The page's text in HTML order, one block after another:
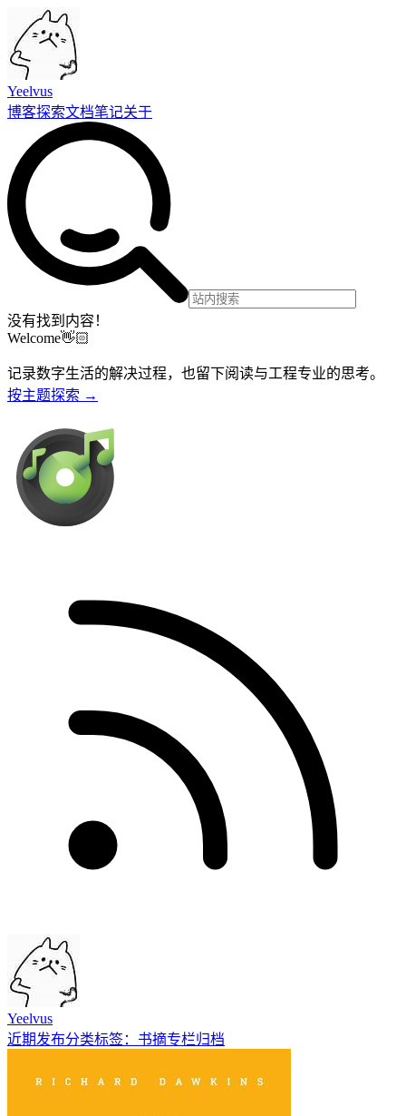
Yeelvus
博客探索文档笔记关于
没有找到内容！
Welcome👋🏻
记录数字生活的解决过程，也留下阅读与工程专业的思考。
按主题探索 →
Yeelvus
近期发布分类标签：书摘专栏归档